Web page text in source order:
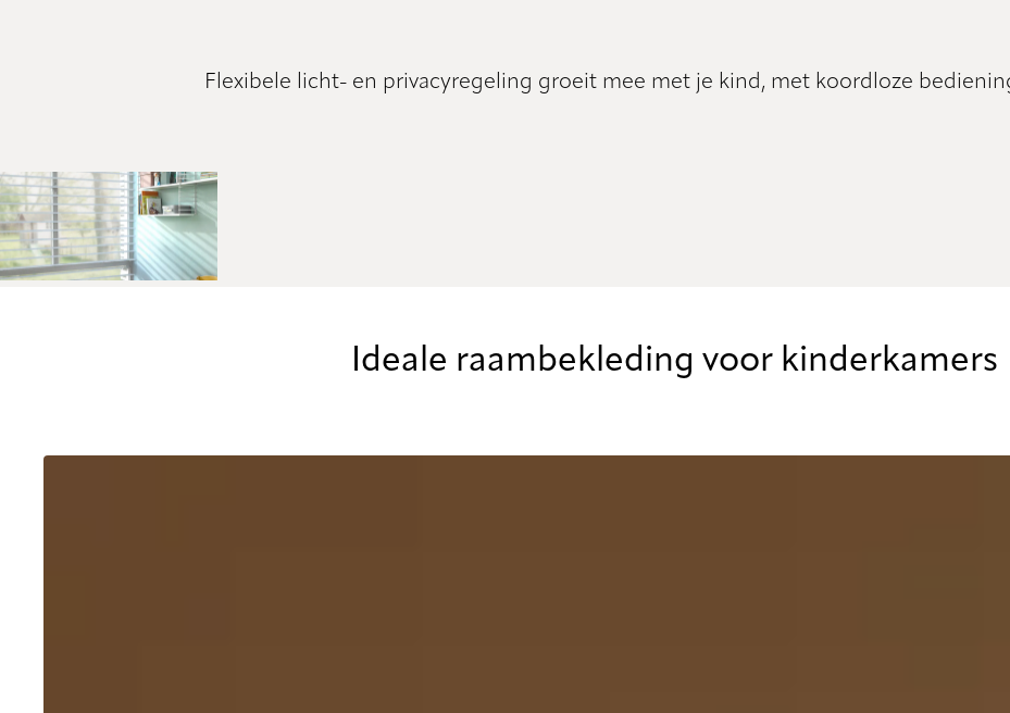
Flexibele licht- en privacyregeling groeit mee met je kind, met koordloze
Ideale raambekleding voor kinderkamers